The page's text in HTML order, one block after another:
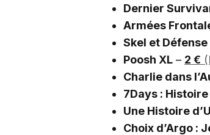
Dernier
Armées
Skel et Défense
Poosh XL – 2 €
Charlie dans
7Days :
Une Histoire
Choix d’Argo :